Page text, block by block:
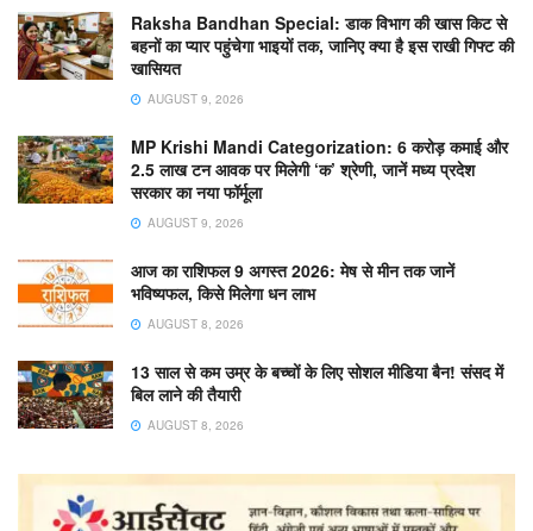
Raksha Bandhan Special: डाक विभाग की खास किट से
बहनों का प्यार पहुंचेगा भाइयों तक, जानिए क्या है इस राखी गिफ्ट की
खासियत
AUGUST 9, 2026
MP Krishi Mandi Categorization: 6 करोड़ कमाई और
2.5 लाख टन आवक पर मिलेगी ‘क’ श्रेणी, जानें मध्य प्रदेश
सरकार का नया फॉर्मूला
AUGUST 9, 2026
आज का राशिफल 9 अगस्त 2026: मेष से मीन तक जानें
भविष्यफल, किसे मिलेगा धन लाभ
AUGUST 8, 2026
13 साल से कम उम्र के बच्चों के लिए सोशल मीडिया बैन! संसद में
बिल लाने की तैयारी
AUGUST 8, 2026